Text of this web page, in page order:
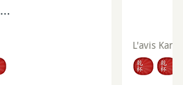
L'avis